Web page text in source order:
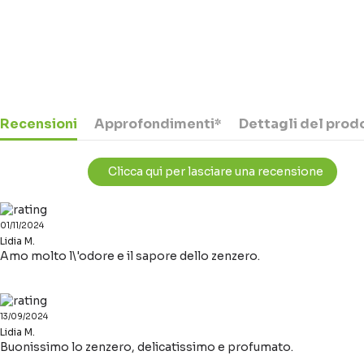
Recensioni Approfondimenti* Dettagli del
Clicca qui per lasciare una recensione
01/11/2024
Lidia M.
Amo molto l\'odore e il sapore dello zenzero.
13/09/2024
Lidia M.
Buonissimo lo zenzero, delicatissimo e profumato.